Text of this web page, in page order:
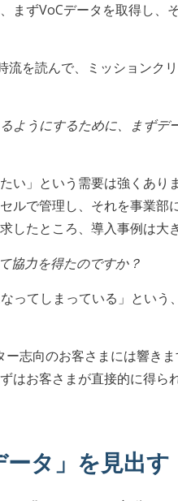
まずVoCデータを取得し、
を読んで、ミッションク
ようにするために、まずデ
い」という需要は強くあり
で管理し、それを事業部
たところ、導入事例は大
協力を得たのですか？
ってしまっている」とい
志向のお客さまには響き
はお客さまが直接的に得ら
タ」を見出す